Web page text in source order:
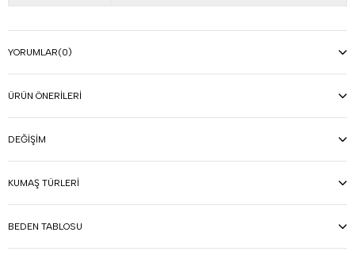
YORUMLAR(0)
ÜRÜN ÖNERILERI
DEĞIŞIM
KUMAŞ TÜRLERI
BEDEN TABLOSU